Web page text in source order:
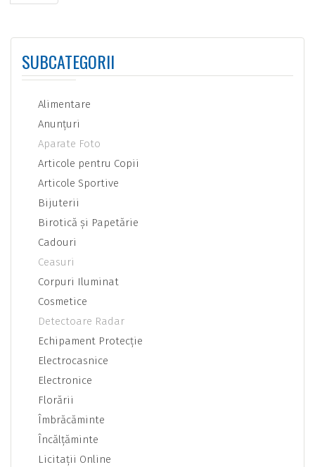
SUBCATEGORII
Alimentare
Anunţuri
Aparate Foto
Articole pentru Copii
Articole Sportive
Bijuterii
Birotică şi Papetărie
Cadouri
Ceasuri
Corpuri Iluminat
Cosmetice
Detectoare Radar
Echipament Protecţie
Electrocasnice
Electronice
Florării
Îmbrăcăminte
Încălţăminte
Licitaţii Online